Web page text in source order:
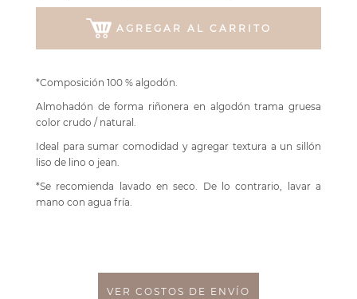
AGREGAR AL CARRITO
*Composición 100 % algodón.
Almohadón de forma riñonera en algodón trama gruesa
color crudo / natural.
Ideal para sumar comodidad y agregar textura a un sillón
liso de lino o jean.
*Se recomienda lavado en seco. De lo contrario, lavar a
mano con agua fría.
VER COSTOS DE ENVÍO